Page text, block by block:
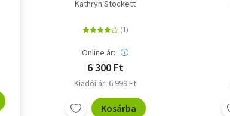
Kathryn Stockett
Online ár:
6 300 Ft
Kiadói ár: 6 999 Ft
Kosárba